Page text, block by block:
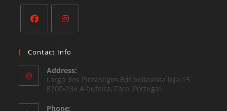
in
new
tab
in
new
tab
Contact Info
Address:
Largo dos Pintasilgos Edf.bellavista loja 15
8200-286 Albufeira, Faro, Portugal
Phone: